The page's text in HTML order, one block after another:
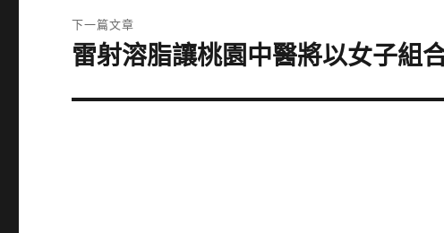
文
章:
下一篇文章
下
篇
雷射溶脂讓桃園中醫將以女子組